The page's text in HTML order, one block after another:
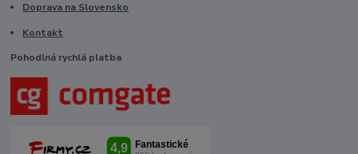
Doprava na Slovensko
Kontakt
Pohodlná rychlá platba